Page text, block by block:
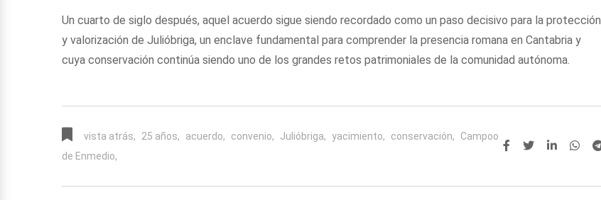
Un cuarto de siglo después, aquel acuerdo sigue siendo recordado como un paso decisivo para la protección
y valorización de Julióbriga, un enclave fundamental para comprender la presencia romana en Cantabria y
cuya conservación continúa siendo uno de los grandes retos patrimoniales de la comunidad autónoma.
vista atrás, 25 años, acuerdo, convenio, Julióbriga, yacimiento, conservación,
Campoo
de Enmedio,